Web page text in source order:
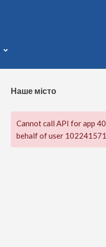
Наше місто
Cannot call API for app
behalf of user